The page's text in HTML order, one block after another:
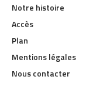
Notre histoire
Accès
Plan
Mentions légales
Nous contacter